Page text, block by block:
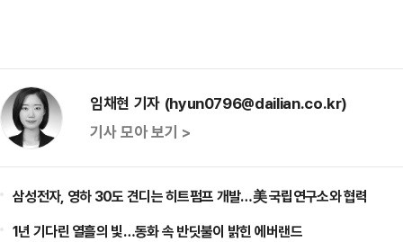
임채현 기자 (hyun0796@dailian.co.kr)
기사 모아 보기 >
삼성전자, 영하 30도 견디는 히트펌프 개발…美 국립연구소와 협력
1년 기다린 열흘의 빛…동화 속 반딧불이 밝힌 에버랜드